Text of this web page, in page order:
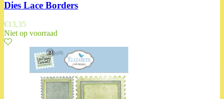
Dies Lace Borders
€13,35
Niet op voorraad